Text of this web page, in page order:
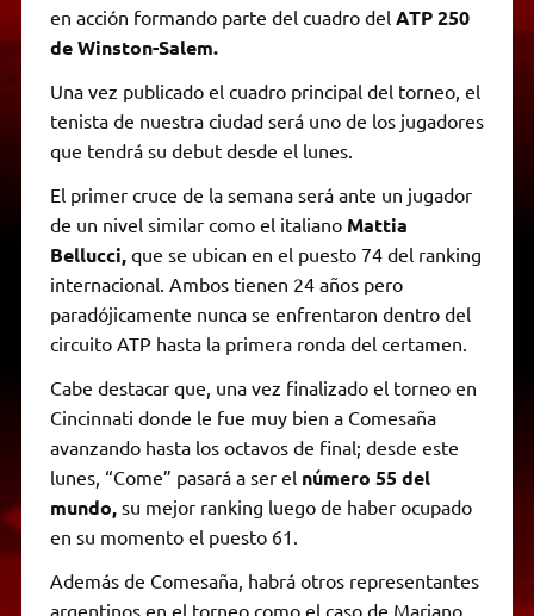
en acción formando parte del cuadro del ATP 250
de Winston-Salem.
Una vez publicado el cuadro principal del torneo, el
tenista de nuestra ciudad será uno de los jugadores
que tendrá su debut desde el lunes.
El primer cruce de la semana será ante un jugador
de un nivel similar como el italiano Mattia
Bellucci, que se ubican en el puesto 74 del ranking
internacional. Ambos tienen 24 años pero
paradójicamente nunca se enfrentaron dentro del
circuito ATP hasta la primera ronda del certamen.
Cabe destacar que, una vez finalizado el torneo en
Cincinnati donde le fue muy bien a Comesaña
avanzando hasta los octavos de final; desde este
lunes, “Come” pasará a ser el número 55 del
mundo, su mejor ranking luego de haber ocupado
en su momento el puesto 61.
Además de Comesaña, habrá otros representantes
argentinos en el torneo como el caso de Mariano